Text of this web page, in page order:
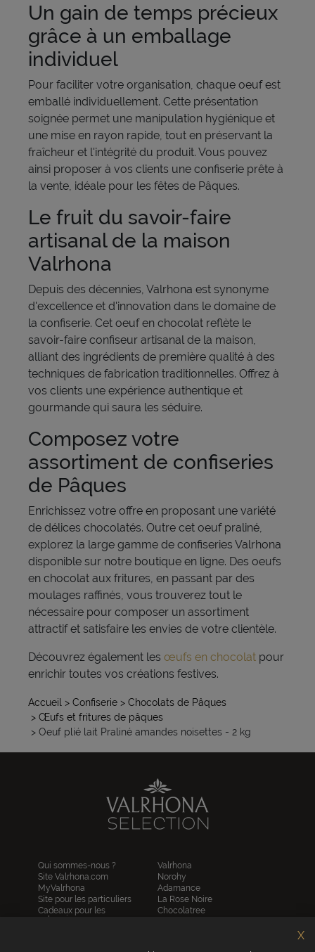
Un gain de temps précieux
grâce à un emballage
individuel
Pour faciliter votre organisation, chaque oeuf est
emballé individuellement. Cette présentation
soignée permet une manipulation hygiénique et
une mise en rayon rapide, tout en préservant la
fraîcheur et l'intégrité du produit. Vous pouvez
ainsi proposer à vos clients une confiserie prête à
la vente, idéale pour les fêtes de Pâques.
Le fruit du savoir-faire
artisanal de la maison
Valrhona
Depuis des décennies, Valrhona est synonyme
d'excellence et d'innovation dans le domaine de
la confiserie. Cet oeuf en chocolat reflète le
savoir-faire confiseur artisanal de la maison,
alliant des ingrédients de première qualité à des
techniques de fabrication traditionnelles. Offrez à
vos clients une expérience authentique et
gourmande qui saura les séduire.
Composez votre
assortiment de confiseries
de Pâques
Enrichissez votre offre en proposant une variété
de délices chocolatés. Outre cet oeuf praliné,
explorez la large gamme de confiseries Valrhona
disponible sur notre boutique en ligne. Des oeufs
en chocolat aux fritures, en passant par des
moulages raffinés, vous trouverez tout le
nécessaire pour composer un assortiment
attractif et satisfaire les envies de votre clientèle.
Découvrez également les œufs en chocolat pour
enrichir toutes vos créations festives.
Accueil > Confiserie > Chocolats de Pâques
> Œufs et fritures de pâques
> Oeuf plié lait Praliné amandes noisettes - 2 kg
Qui sommes-nous ?
Site Valrhona.com
MyValrhona
Site pour les particuliers
Cadeaux pour les
entreprises
Valrhona
Norohy
Adamance
La Rose Noire
Chocolatree
X